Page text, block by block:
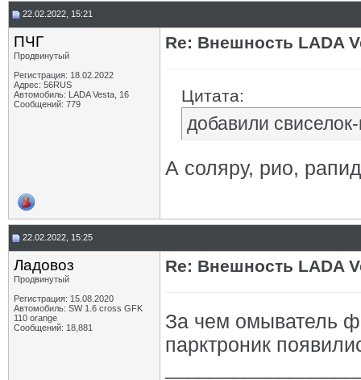
22.02.2022, 15:21
ПЧГ
Продвинутый
Регистрация: 18.02.2022
Адрес: 56RUS
Автомобиль: LADA Vesta, 16
Сообщений: 779
Re: Внешность LADA
Цитата:
добавили
А соляру, рио,
22.02.2022, 15:25
Ладовоз
Продвинутый
Регистрация: 15.08.2020
Автомобиль: SW 1.6 cross GFK
110 orange
Сообщений: 18,881
Re: Внешность LADA
За чем омыватель
парктроник